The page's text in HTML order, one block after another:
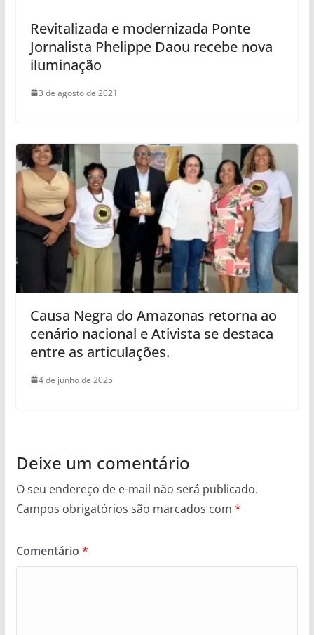
Revitalizada e modernizada Ponte
Jornalista Phelippe Daou recebe nova
iluminação
3 de agosto de 2021
Causa Negra do Amazonas retorna ao
cenário nacional e Ativista se destaca
entre as articulações.
4 de junho de 2025
Deixe um comentário
O seu endereço de e-mail não será publicado.
Campos obrigatórios são marcados com *
Comentário *